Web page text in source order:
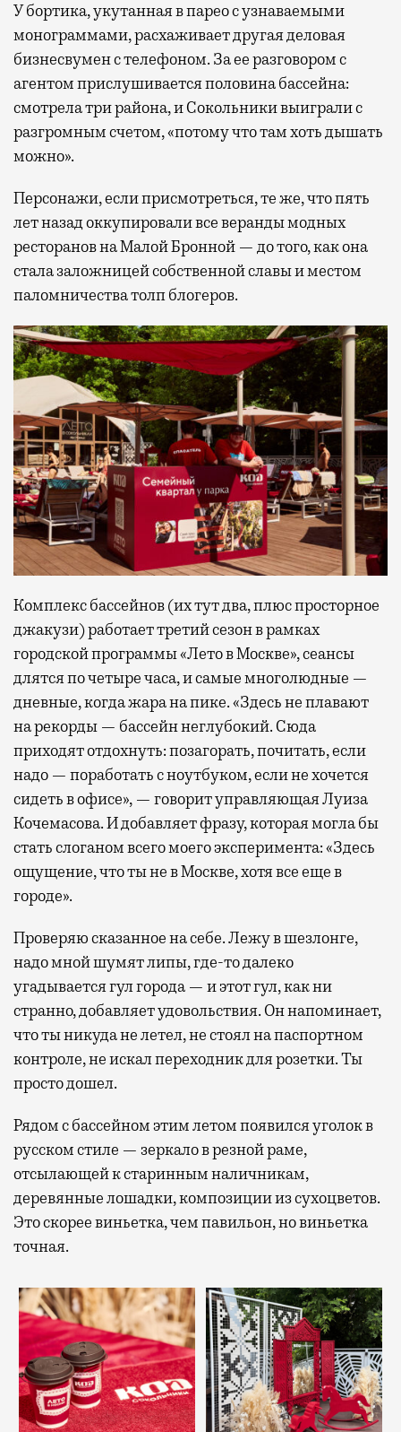
У бортика, укутанная в парео с узнаваемыми
монограммами, расхаживает другая деловая
бизнесвумен с телефоном. За ее разговором с
агентом прислушивается половина бассейна:
смотрела три района, и Сокольники выиграли с
разгромным счетом, «потому что там хоть дышать
можно».
Персонажи, если присмотреться, те же, что пять
лет назад оккупировали все веранды модных
ресторанов на Малой Бронной — до того, как она
стала заложницей собственной славы и местом
паломничества толп блогеров.
Комплекс бассейнов (их тут два, плюс просторное
джакузи) работает третий сезон в рамках
городской программы «Лето в Москве», сеансы
длятся по четыре часа, и самые многолюдные —
дневные, когда жара на пике. «Здесь не плавают
на рекорды — бассейн неглубокий. Сюда
приходят отдохнуть: позагорать, почитать, если
надо — поработать с ноутбуком, если не хочется
сидеть в офисе», — говорит управляющая Луиза
Кочемасова. И добавляет фразу, которая могла бы
стать слоганом всего моего эксперимента: «Здесь
ощущение, что ты не в Москве, хотя все еще в
городе».
Проверяю сказанное на себе. Лежу в шезлонге,
надо мной шумят липы, где-то далеко
угадывается гул города — и этот гул, как ни
странно, добавляет удовольствия. Он напоминает,
что ты никуда не летел, не стоял на паспортном
контроле, не искал переходник для розетки. Ты
просто дошел.
Рядом с бассейном этим летом появился уголок в
русском стиле — зеркало в резной раме,
отсылающей к старинным наличникам,
деревянные лошадки, композиции из сухоцветов.
Это скорее виньетка, чем павильон, но виньетка
точная.